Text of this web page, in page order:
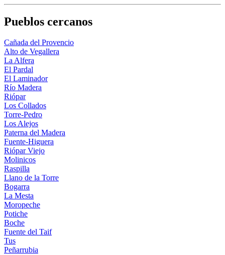
Pueblos cercanos
Cañada del Provencio
Alto de Vegallera
La Alfera
El Pardal
El Laminador
Río Madera
Riópar
Los Collados
Torre-Pedro
Los Alejos
Paterna del Madera
Fuente-Higuera
Riópar Viejo
Molinicos
Raspilla
Llano de la Torre
Bogarra
La Mesta
Moropeche
Potiche
Boche
Fuente del Taif
Tus
Peñarrubia